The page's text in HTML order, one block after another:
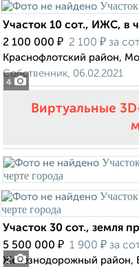
4
Участок 10 сот., ИЖС, в
2 100 000 ₽ 2 100 ₽ за
Краснофлотский район,
Собственник, 06.02.2021
Виртуальные
2
Участок 30 сот., земля
5 500 000 ₽ 1 900 ₽ за
Железнодорожный район,